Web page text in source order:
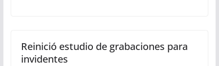
Reinició estudio de grabaciones para
invidentes